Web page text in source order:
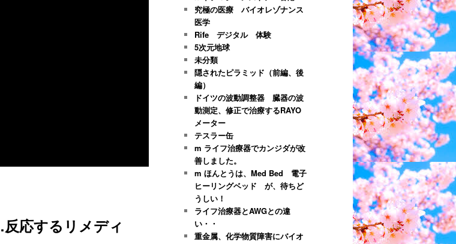
応するリメディ
究極の医療 バイオレゾナンス
医学
Rife デジタル 体験
5次元地球
未分類
隠されたピラミッド（前編、後
編）
ドイツの波動調整器 臓器の波
動測定、修正で治療するRAYO
メーター
テスラー缶
m ライフ治療器でカンジダが改
善しました。
m ほんとうは、Med Bed 電子
ヒーリングベッド が、待ちど
うしい！
ライフ治療器とAWGとの違
い・・
重金属、化学物質障害にバイオ